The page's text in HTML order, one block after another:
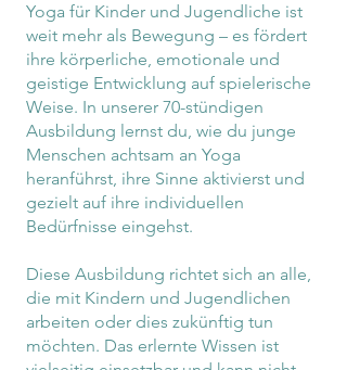
Yoga für Kinder und Jugendliche ist
weit mehr als Bewegung – es fördert
ihre körperliche, emotionale und
geistige Entwicklung auf spielerische
Weise. In unserer 70-stündigen
Ausbildung lernst du, wie du junge
Menschen achtsam an Yoga
heranführst, ihre Sinne aktivierst und
gezielt auf ihre individuellen
Bedürfnisse eingehst.
Diese Ausbildung richtet sich an alle,
die mit Kindern und Jugendlichen
arbeiten oder dies zukünftig tun
möchten. Das erlernte Wissen ist